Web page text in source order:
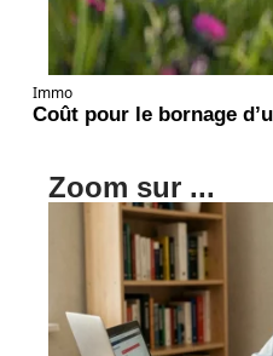
Immo
Coût pour le bornage
Zoom sur ...